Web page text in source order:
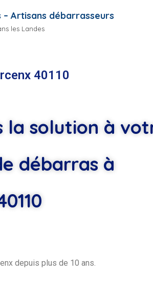
Artisans débarrasseurs
les Landes
40110
la solution à
débarras à
depuis plus de 10 ans.